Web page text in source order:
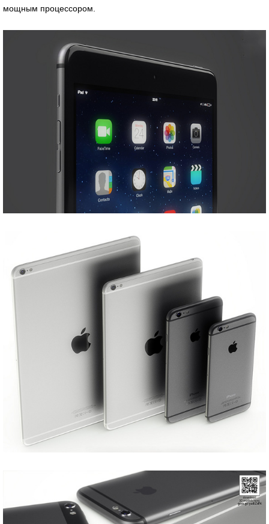
мощным процессором.